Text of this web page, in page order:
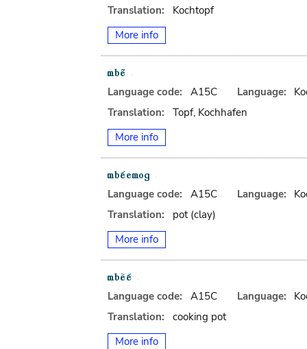
Translation:
Kochtopf
More info
Language code: A15C Language:
Translation:
Topf, Kochhafen
More info
Language code: A15C Language:
Translation:
pot (clay)
More info
Language code: A15C Language:
Translation:
cooking pot
More info